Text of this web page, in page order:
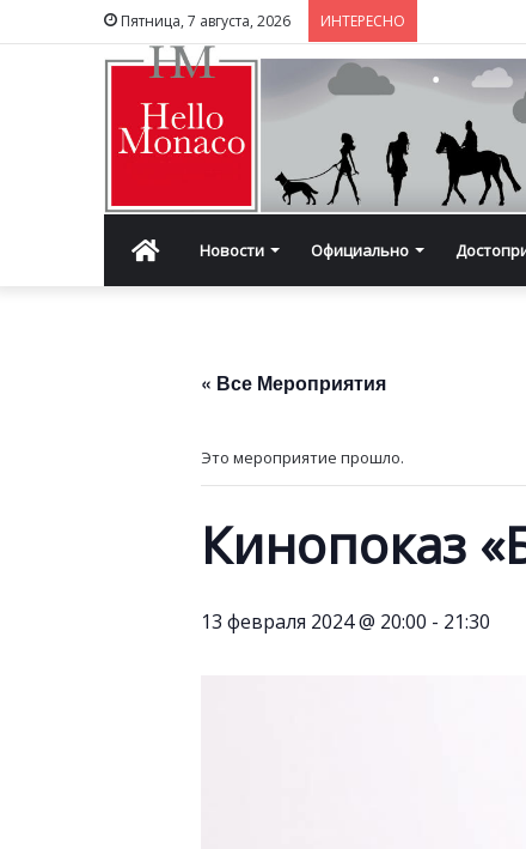
Пятница, 7 августа, 2026 ИНТЕРЕСНО
ГлавнаяНовости Официально
« Все Мероприятия
Это мероприятие прошло.
Кинопоказ
13 февраля 2024 @ 20:00 - 21:30